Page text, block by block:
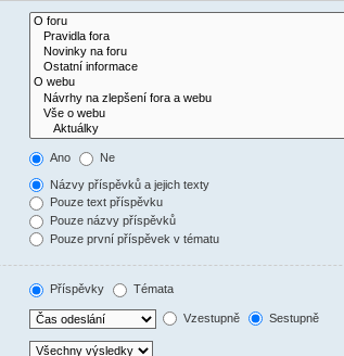
Ano Ne
Názvy příspěvků a jejich texty
Pouze text příspěvku
Pouze názvy příspěvků
Pouze první příspěvek v tématu
Příspěvky Témata
Vzestupně Sestupně